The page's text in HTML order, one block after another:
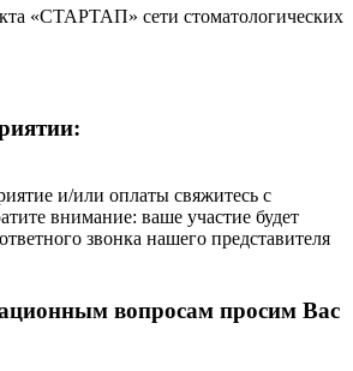
«СТАРТАП» сети стоматологических
и/или оплаты свяжитесь с
внимание: ваше участие будет
звонка нашего представителя
вопросам просим Вас